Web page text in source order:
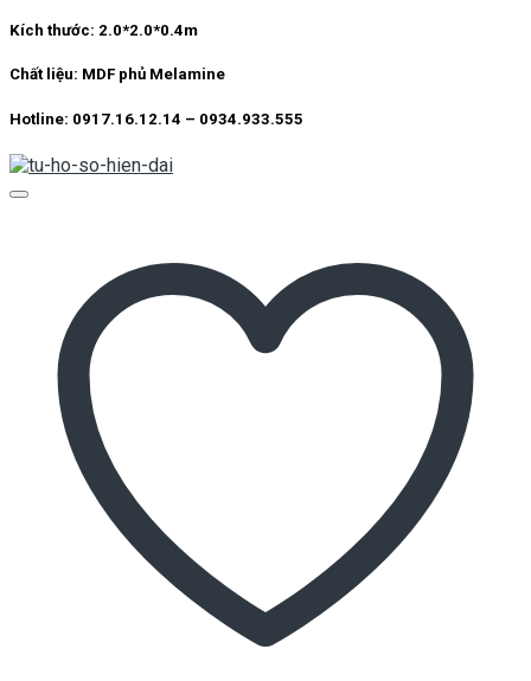
Kích thước: 2.0*2.0*0.4m
Chất liệu: MDF phủ Melamine
Hotline: 0917.16.12.14 – 0934.933.555